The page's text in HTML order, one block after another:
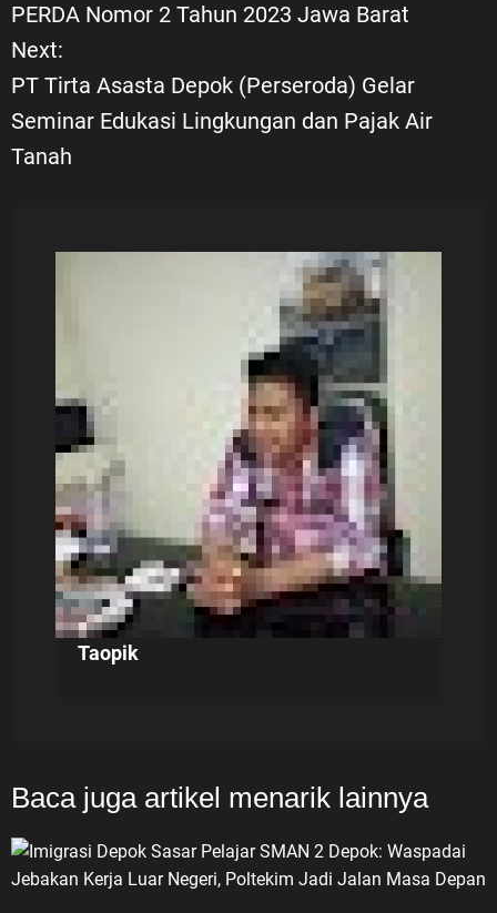
v
i
g
PERDA Nomor 2 Tahun 2023 Jawa Barat
Next:
PT Tirta Asasta Depok (Perseroda) Gelar
Seminar Edukasi Lingkungan dan Pajak Air
Tanah
Taopik
Baca juga artikel menarik lainnya